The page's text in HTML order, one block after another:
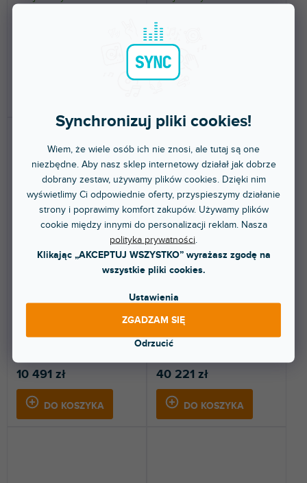
Synchronizuj pliki cookies!
Wiem, że wiele osób ich nie znosi, ale tutaj są one
niezbędne. Aby nasz sklep internetowy działał jak dobrze
dobrany zestaw, używamy plików cookies. Dzięki nim
wyświetlimy Ci odpowiednie oferty, przyspieszymy działanie
strony i poprawimy komfort zakupów. Używamy plików
cookie między innymi do personalizacji reklam. Nasza
polityka prywatności
Klikając „AKCEPTUJ WSZYSTKO” wyrażasz zgodę na
wszystkie pliki cookies.
Ustawienia
Odrzucić
ZGADZAM SIĘ
366 zł
profesjonalny, dwudrożny,
pasywny monitor przeznaczony
do...
4309 WAL - 2-pásmové
regálové monitory, barva
Ponad tydzień
10 491 zł
DO KOSZYKA
do pracy w studio i słuchania w
BEZPŁATNA WYSYŁKA
4349 BLK - 2-pásmové
regálové monitory, 12" -
černá barva
Ponad tydzień
40 221 zł
DO KOSZYKA
Dwudrożne 12" monitory do
pracy w studio i słuchania w
domu. Kolor czarny.